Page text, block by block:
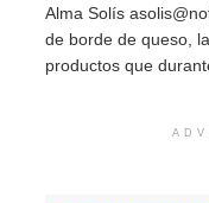
Alma Solís
de borde de queso,
productos que